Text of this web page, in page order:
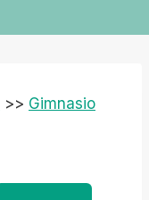
>> Gimnasio